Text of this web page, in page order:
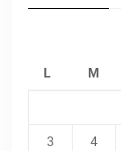
L M
3 4